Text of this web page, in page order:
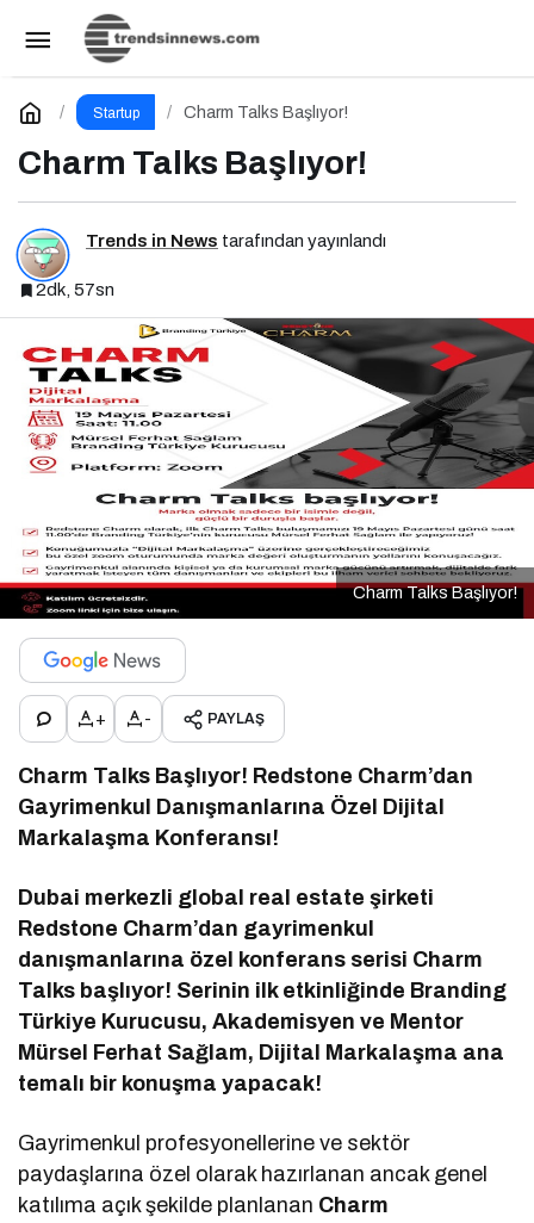
Startup Charm Talks Başlıyor!
Charm Talks Başlıyor!
Trends in News tarafından yayınlandı
2dk, 57sn
Charm Talks Başlıyor!
+ - PAYLAŞ
Charm Talks Başlıyor! Redstone Charm’dan
Gayrimenkul Danışmanlarına Özel Dijital
Markalaşma Konferansı!
Dubai merkezli global real estate şirketi
Redstone Charm’dan gayrimenkul
danışmanlarına özel konferans serisi Charm
Talks başlıyor! Serinin ilk etkinliğinde Branding
Türkiye Kurucusu, Akademisyen ve Mentor
Mürsel Ferhat Sağlam, Dijital Markalaşma ana
temalı bir konuşma yapacak!
Gayrimenkul profesyonellerine ve sektör
paydaşlarına özel olarak hazırlanan ancak genel
katılıma açık şekilde planlanan Charm
Franchise Markası Olmak için Dijital
Markalaşma Şart
Yorum Yap